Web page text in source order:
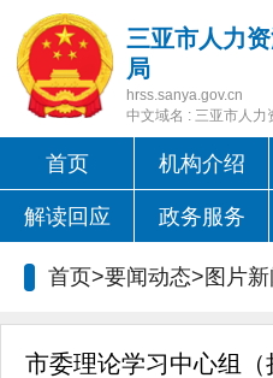
三亚市人力
局
hrss.sanya.gov.cn
中文域名 : 三亚市人力
首页 机构介绍
解读回应 政务服务
首页>要闻动态> 图片新
市委理论学习中心组